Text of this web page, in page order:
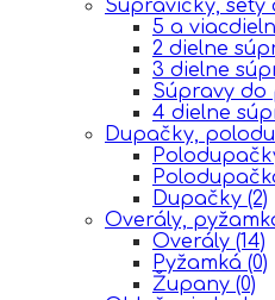
Súpravičky, sety
5 a
2 dielne
3 dielne
Súpravy do
4 dielne
Dupačky,
Dupačky (2)
Overály,
Overály (14)
Pyžamká (0)
Župany (0)